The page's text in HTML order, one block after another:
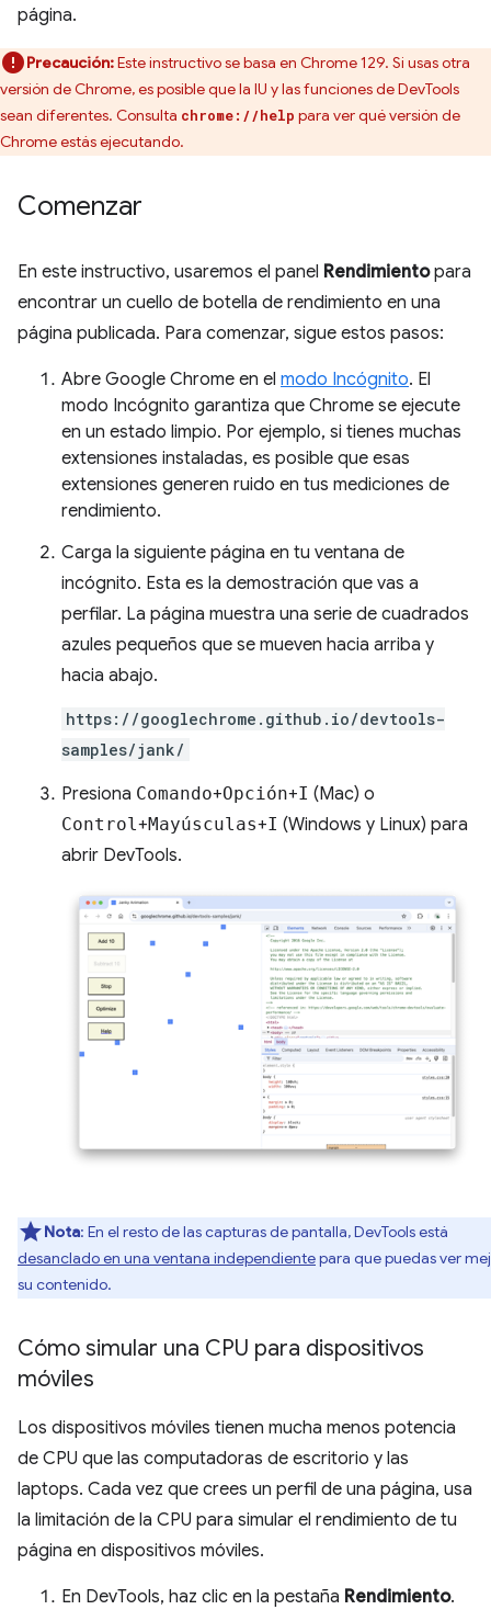
página.
Precaución:Este instructivo se basa en Chrome 129. Si usas otra
versión de Chrome, es posible que la IU y las funciones de DevTools
sean diferentes. Consulta chrome://help para ver qué versión de
Chrome estás ejecutando.
Comenzar
En este instructivo, usaremos el panel Rendimientopara
encontrar un cuello de botella de rendimiento en una
página publicada. Para comenzar, sigue estos pasos:
Abre Google Chrome en el modo Incógnito. El
modo Incógnito garantiza que Chrome se ejecute
en un estado limpio. Por ejemplo, si tienes muchas
extensiones instaladas, es posible que esas
extensiones generen ruido en tus mediciones de
rendimiento.
Carga la siguiente página en tu ventana de
incógnito. Esta es la demostración que vas a
perfilar. La página muestra una serie de cuadrados
azules pequeños que se mueven hacia arriba y
hacia abajo.
https://googlechrome.github.io/devtools-
samples/jank/
Presiona Comando+Opción+I (Mac) o
Control+Mayúsculas+I (Windows y Linux) para
abrir DevTools.
Nota: En el resto de las capturas de pantalla, DevTools está
desanclado en una ventana independientepara que puedas ver
su contenido.
Cómo simular una CPU para dispositivos
móviles
Los dispositivos móviles tienen mucha menos potencia
de CPU que las computadoras de escritorio y las
laptops. Cada vez que crees un perfil de una página, usa
la limitación de la CPU para simular el rendimiento de tu
página en dispositivos móviles.
En DevTools, haz clic en la pestaña Rendimiento.